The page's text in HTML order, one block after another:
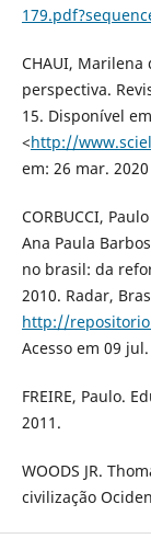
CHAUI, Marilena
perspectiva.
15. Disponível
<http://
em: 26 mar. 2020
CORBUCCI,
Ana Paula
no brasil: da
2010. Radar,
http://
Acesso em 09
FREIRE, Paulo.
2011.
WOODS JR.
civilização